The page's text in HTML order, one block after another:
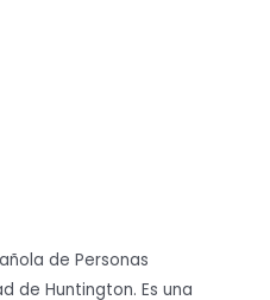
de Personas
de Huntington. Es una